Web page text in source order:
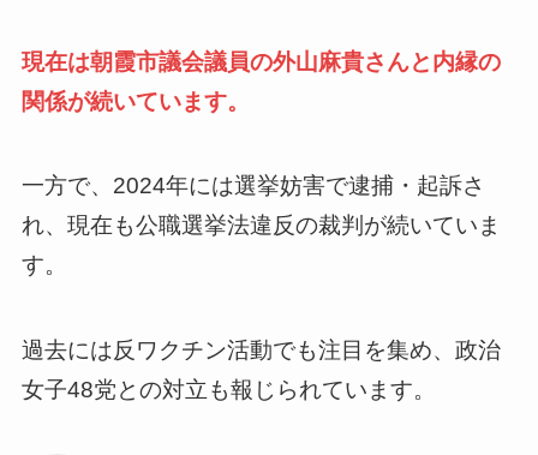
現在は朝霞市議会議員の外山麻貴さんと内縁の
関係が続いています。
一方で、2024年には選挙妨害で逮捕・起訴さ
れ、現在も公職選挙法違反の裁判が続いていま
す。
過去には反ワクチン活動でも注目を集め、政治
女子48党との対立も報じられています。